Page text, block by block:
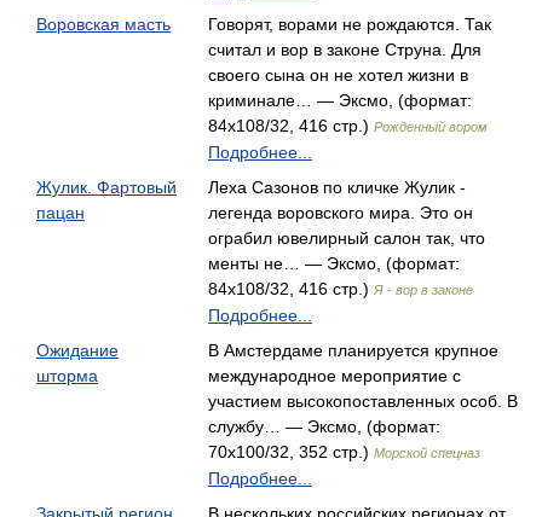
Воровская масть
Говорят, ворами не рождаются. Так
считал и вор в законе Струна. Для
своего сына он не хотел жизни в
криминале… — Эксмо, (формат:
84x108/32, 416 стр.) Рожденный вором
Подробнее...
Жулик. Фартовый
пацан
Леха Сазонов по кличке Жулик -
легенда воровского мира. Это он
ограбил ювелирный салон так, что
менты не… — Эксмо, (формат:
84x108/32, 416 стр.) Я - вор в законе
Подробнее...
Ожидание
шторма
В Амстердаме планируется крупное
международное мероприятие с
участием высокопоставленных особ. В
службу… — Эксмо, (формат:
70x100/32, 352 стр.) Морской спецназ
Подробнее...